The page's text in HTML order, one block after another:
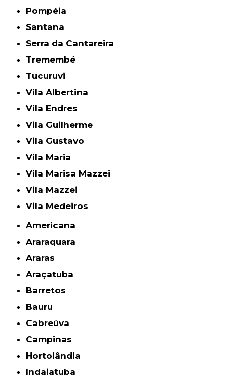
Pompéia
Santana
Serra da Cantareira
Tremembé
Tucuruvi
Vila Albertina
Vila Endres
Vila Guilherme
Vila Gustavo
Vila Maria
Vila Marisa Mazzei
Vila Mazzei
Vila Medeiros
Americana
Araraquara
Araras
Araçatuba
Barretos
Bauru
Cabreúva
Campinas
Hortolândia
Indaiatuba